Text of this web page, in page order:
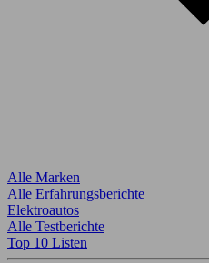
Alle Marken
Alle Erfahrungsberichte
Elektroautos
Alle Testberichte
Top 10 Listen